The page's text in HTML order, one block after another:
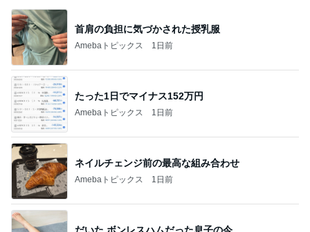
首肩の負担に気づかされた授乳服
Amebaトピックス 1日前
たった1日でマイナス152万円
Amebaトピックス 1日前
ネイルチェンジ前の最高な組み合わせ
Amebaトピックス 1日前
だいた ボンレスハムだった息子の今